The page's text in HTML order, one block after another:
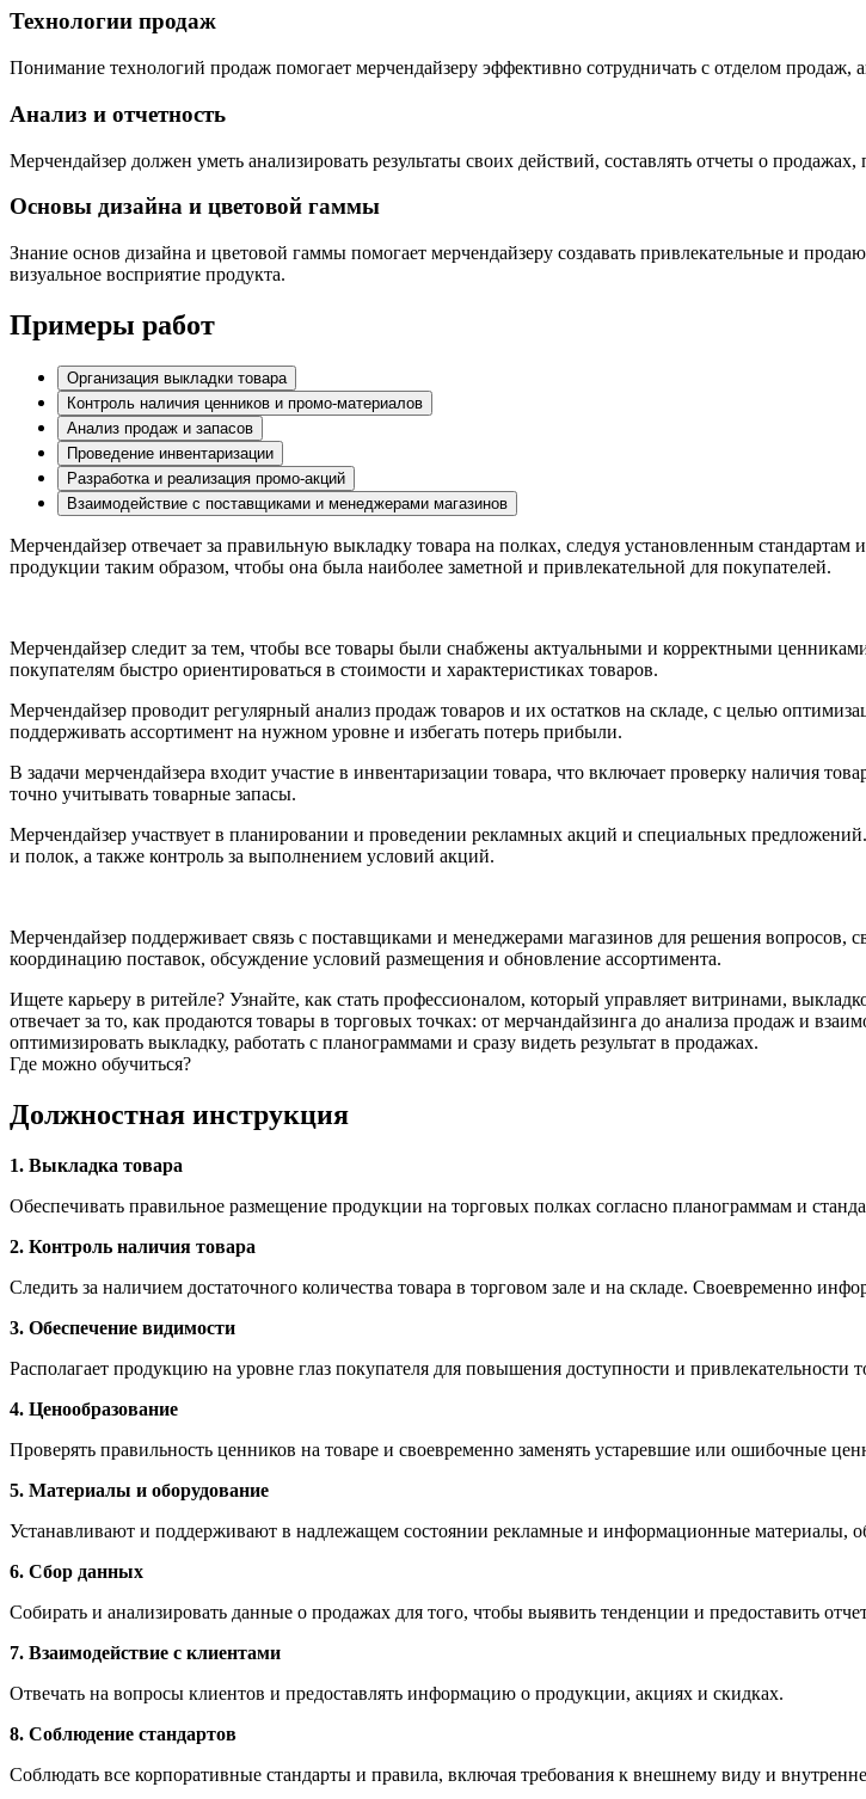
Технологии продаж
Понимание технологий продаж помогает мерчендайзеру эффективно сотрудничать с отделом
Анализ и отчетность
Мерчендайзер должен уметь анализировать результаты своих действий, составлять отчеты о
Основы дизайна и цветовой гаммы
Знание основ дизайна и цветовой гаммы помогает мерчендайзеру создавать привлекательные и
визуальное восприятие продукта.
Примеры работ
Организация выкладки товара
Контроль наличия ценников и промо-материалов
Анализ продаж и запасов
Проведение инвентаризации
Разработка и реализация промо-акций
Взаимодействие с поставщиками и менеджерами магазинов
Мерчендайзер отвечает за правильную выкладку товара на полках, следуя установленным
продукции таким образом, чтобы она была наиболее заметной и привлекательной для покупателей.
Мерчендайзер следит за тем, чтобы все товары были снабжены актуальными и корректными
покупателям быстро ориентироваться в стоимости и характеристиках товаров.
Мерчендайзер проводит регулярный анализ продаж товаров и их остатков на складе, с целью
поддерживать ассортимент на нужном уровне и избегать потерь прибыли.
В задачи мерчендайзера входит участие в инвентаризации товара, что включает проверку наличия
точно учитывать товарные запасы.
Мерчендайзер участвует в планировании и проведении рекламных акций и специальных
и полок, а также контроль за выполнением условий акций.
Мерчендайзер поддерживает связь с поставщиками и менеджерами магазинов для решения
координацию поставок, обсуждение условий размещения и обновление ассортимента.
Ищете карьеру в ритейле? Узнайте, как стать профессионалом, который управляет витринами,
отвечает за то, как продаются товары в торговых точках: от мерчандайзинга до анализа продаж и
оптимизировать выкладку, работать с планограммами и сразу видеть результат в продажах.
Где можно обучиться?
Должностная инструкция
1. Выкладка товара
Обеспечивать правильное размещение продукции на торговых полках согласно планограммам и
2. Контроль наличия товара
Следить за наличием достаточного количества товара в торговом зале и на складе. Своевременно
3. Обеспечение видимости
Располагает продукцию на уровне глаз покупателя для повышения доступности и привлекательности
4. Ценообразование
Проверять правильность ценников на товаре и своевременно заменять устаревшие или ошибочные
5. Материалы и оборудование
Устанавливают и поддерживают в надлежащем состоянии рекламные и информационные материалы,
6. Сбор данных
Собирать и анализировать данные о продажах для того, чтобы выявить тенденции и предоставить
7. Взаимодействие с клиентами
Отвечать на вопросы клиентов и предоставлять информацию о продукции, акциях и скидках.
8. Соблюдение стандартов
Соблюдать все корпоративные стандарты и правила, включая требования к внешнему виду и